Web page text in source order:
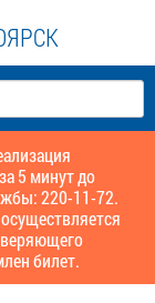
5 минут до
220-11-72.
билет.